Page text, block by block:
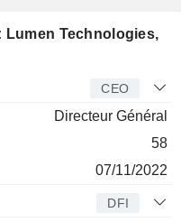
Lumen Technologies,
CEO
Directeur Général
58
07/11/2022
DFI